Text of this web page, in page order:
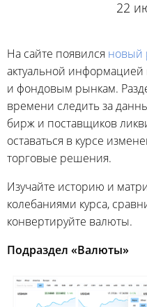
22
На сайте появился новый
актуальной
и фондовым рынкам.
времени следить за
бирж и поставщиков
оставаться в курсе
торговые решения.
Изучайте историю и
колебаниями курса,
конвертируйте валюты.
Подраздел «Валюты»